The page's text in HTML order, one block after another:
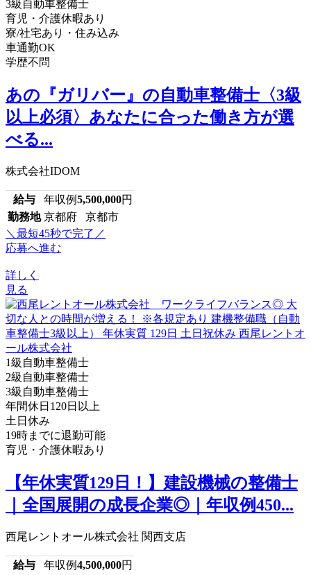
3級自動車整備士
育児・介護休暇あり
寮/社宅あり・住み込み
車通勤OK
学歴不問
あの『ガリバー』の自動車整備士〈3級
以上必須〉あなたに合った働き方が選
べる...
株式会社IDOM
給与 年収例5,500,000円
勤務地 京都府 京都市
＼最短45秒で完了／
応募へ進む
詳しく
見る
1級自動車整備士
2級自動車整備士
3級自動車整備士
年間休日120日以上
土日休み
19時までに退勤可能
育児・介護休暇あり
【年休実質129日！】建設機械の整備士
｜全国展開の成長企業◎｜年収例450...
西尾レントオール株式会社 関西支店
給与 年収例4,500,000円